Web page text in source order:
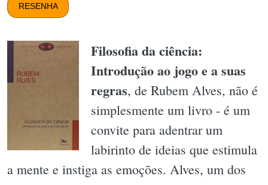
RESENHA
Filosofia da ciência:
Introdução ao jogo e a suas
regras, de Rubem Alves, não é
simplesmente um livro - é um
convite para adentrar um
labirinto de ideias que estimula
a mente e instiga as emoções. Alves, um dos